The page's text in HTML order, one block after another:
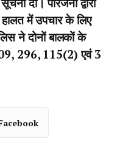
में उपचार के लिए
ने दोनों बालकों के
296, 115(2) एवं 3